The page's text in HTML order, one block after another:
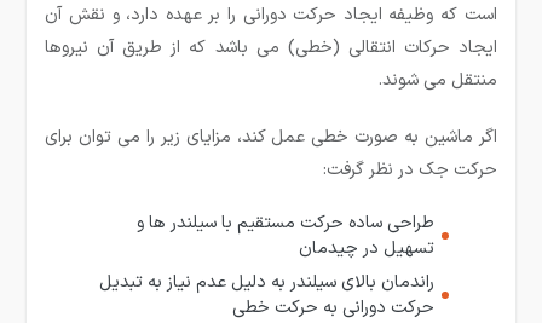
است که وظیفه ایجاد حرکت دورانی را بر عهده دارد، و نقش آن
ایجاد حرکات انتقالی (خطی) می باشد که از طریق آن نیروها
منتقل می شوند.
اگر ماشین به صورت خطی عمل کند، مزایای زیر را می توان برای
حرکت جک در نظر گرفت:
طراحی ساده حرکت مستقیم با سیلندر ها و
تسهیل در چیدمان
راندمان بالای سیلندر به دلیل عدم نیاز به تبدیل
حرکت دورانی به حرکت خطی